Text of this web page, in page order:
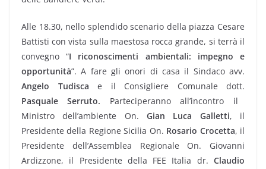
Alle 18.30, nello splendido scenario della piazza Cesare
Battisti con vista sulla maestosa rocca grande, si terrà il
convegno “I riconoscimenti ambientali: impegno e
opportunità”. A fare gli onori di casa il Sindaco avv.
Angelo Tudisca e il Consigliere Comunale dott.
Pasquale Serruto. Parteciperanno all’incontro il
Ministro dell’ambiente On. Gian Luca Galletti, il
Presidente della Regione Sicilia On. Rosario Crocetta, il
Presidente dell’Assemblea Regionale On. Giovanni
Ardizzone, il Presidente della FEE Italia dr. Claudio